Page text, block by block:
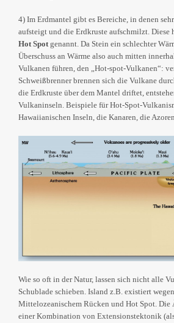
4) Im Erdmantel gibt es Bereiche, in denen
aufsteigt und die Erdkruste aufschmilzt. Diese
Hot Spot genannt. Da Stein ein schlechter
Überschuss an Wärme also auch mitten
Vulkanen führen, den „Hot-spot-Vulkanen“:
Schweißbrenner brennen sich die Vulkane
die Erdkruste über dem Mantel driftet,
Vulkaninseln. Beispiele für Hot-Spot-
Hawaiianischen Inseln, die Kanaren, die
Wie so oft in der Natur, lassen sich nicht alle
Schublade schieben. Island z.B. existiert
Mittelozeanischem Rücken und Hot Spot. Die
einer Kombination von Extensionstektonik